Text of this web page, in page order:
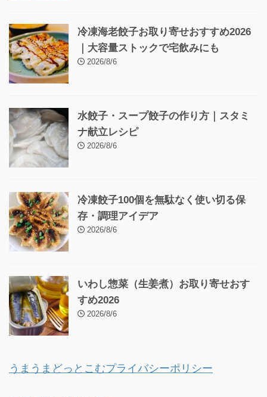
冷凍海老餃子お取り寄せおすすめ2026
｜大容量ストックで宅飲みにも
2026/8/6
水餃子・スープ餃子の作り方｜スタミ
ナ献立レシピ
2026/8/6
冷凍餃子100個を無駄なく使い切る保
存・調理アイデア
2026/8/6
いわし惣菜（生姜煮）お取り寄せおす
すめ2026
2026/8/6
うまうまどっとこむプライバシーポリシー